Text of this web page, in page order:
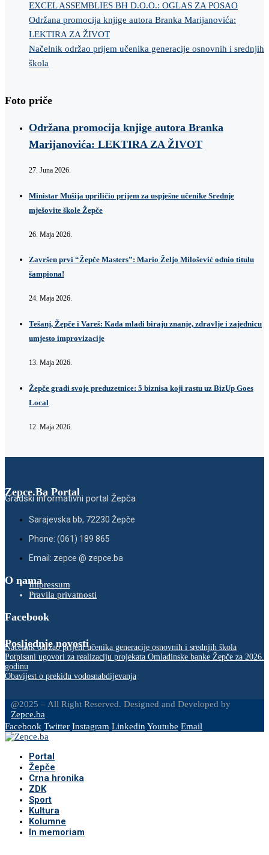
EXCEL ASSEMBLIES BH D.O.O.: OGLAS ZA POSAO
Održana promocija knjige autora Branka Marijanovića:
LEKTIRA ZA ŽIVOT
Načelnik održao prijem učenika generacije osnovnih i srednjih
škola
Foto priče
Održana promocija knjige autora Branka
Marijanovića: LEKTIRA ZA ŽIVOT
27. Juna 2026.
Ministar Mušija upriličio prijem za uspješne učenike Srednje
mješovite škole Žepče
26. Maja 2026.
Završen prvi “Žepče Masters”: Mario Željo Milošević odnio titulu
šampiona!
24. Maja 2026.
Tešanj, Žepče i Vareš: Kada mladi biraju znanje, zdravlje i zajednicu
umjesto improvizacije
13. Maja 2026.
Žepče gradi svoje preduzetnice: 5 biznisa koji rastu uz BizUp Goes
Local
12. Maja 2026.
Zepce.Ba Portal
Gradski informativni portal Žepča
Sarajevska bb, 72230 Žepče
Phone: (061) 189 865
Email: zepce @ zepce.ba
O namaImpressum
Pravila privatnosti
Facebook
Posljednje novosti
Načelnik održao prijem učenika generacije osnovnih i srednjih škola
Potpisani ugovori za realizaciju projekata Omladinske banke Žepče za 2026.
godinu
Obavijest o prekidu vodosnabdijevanja
@2025 – All Right Reserved. Designed and Developed by
Zepce.ba
Facebook Twitter Instagram Linkedin Youtube Email
Portal
Žepče
Crna hronika
ZDK
Sport
Kultura
Kolumne
In memoriam